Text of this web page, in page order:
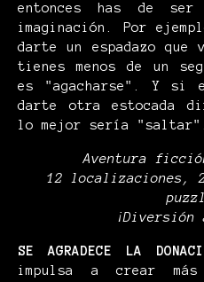
entonces has de
imaginación. Por
darte un espadazo
tienes menos de un
es "agacharse". Y si
darte otra estocada
lo mejor sería "saltar".
Aventura
12 localizaciones,
¡Diversión
SE AGRADECE LA
impulsa a crear